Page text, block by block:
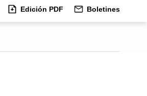
Edición PDF Boletines